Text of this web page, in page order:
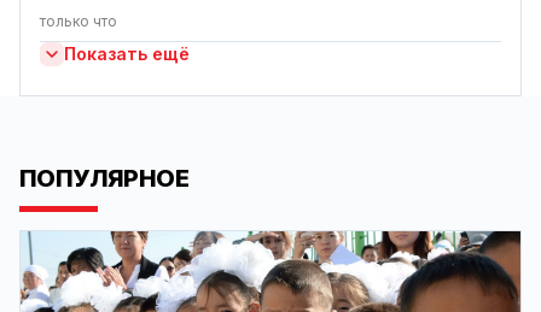
только что
Показать ещё
ПОПУЛЯРНОЕ